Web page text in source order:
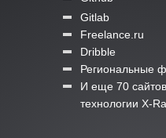
Gitlab
Freelance.ru
Dribble
Региональные
И еще 70
технологии X-